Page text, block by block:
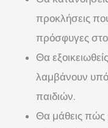
προκλήσεις
πρόσφυγες
Θα
λαμβάνουν
παιδιών.
Θα μάθεις πώς